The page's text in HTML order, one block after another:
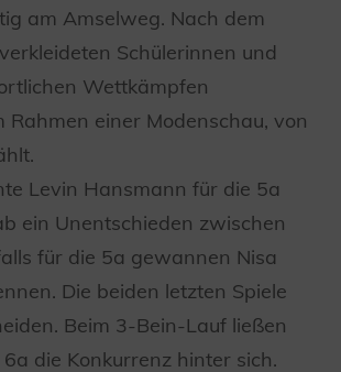
am Amselweg. Nach dem
Schülerinnen und
Wettkämpfen
einer Modenschau, von
Levin Hansmann für die 5a
ein Unentschieden zwischen
für die 5a gewannen Nisa
Die beiden letzten Spiele
Beim 3-Bein-Lauf ließen
die Konkurrenz hinter sich.